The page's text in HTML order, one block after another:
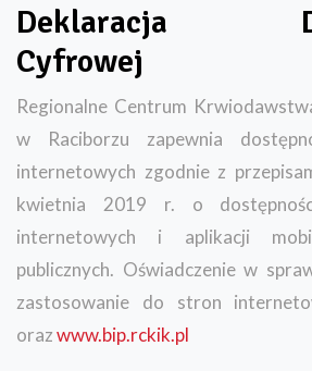
Deklaracja
Cyfrowej
Regionalne Centrum
w Raciborzu zapewnia
internetowych zgodnie z
kwietnia 2019 r. o
internetowych i aplikacji
publicznych. Oświadczenie w
zastosowanie do stron
orazwww.bip.rckik.pl